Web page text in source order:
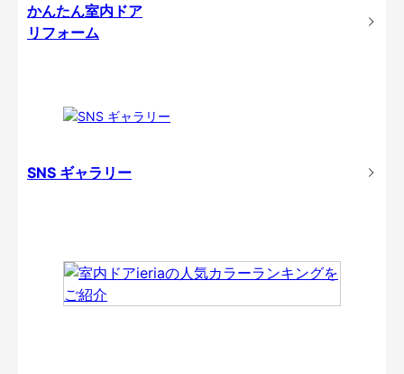
かんたん室内ドア
リフォーム
SNS ギャラリー